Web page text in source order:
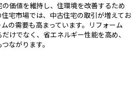
価値を維持し、住環境を改善するため
宅市場では、中古住宅の取引が増えてお
の需要も高まっています。リフォーム
けでなく、省エネルギー性能を高め、
ながります。